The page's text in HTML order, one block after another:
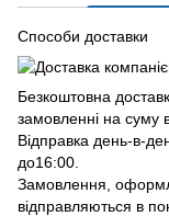
Способи доставки
Безкоштовна
замовленні на суму
Відправка день-в-
до16:00.
Замовлення,
відправляються в